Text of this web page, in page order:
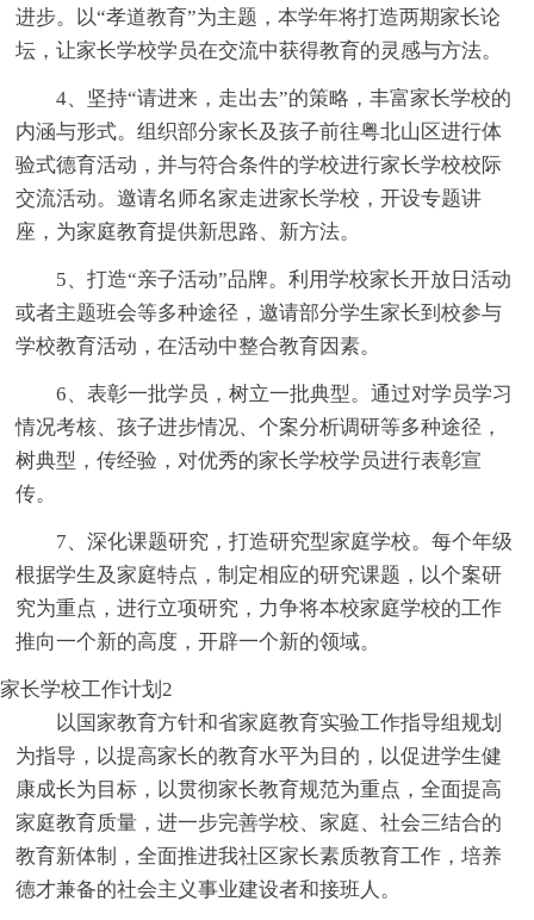
进步。以“孝道教育”为主题，本学年将打造两期家长论
坛，让家长学校学员在交流中获得教育的灵感与方法。
4、坚持“请进来，走出去”的策略，丰富家长学校的
内涵与形式。组织部分家长及孩子前往粤北山区进行体
验式德育活动，并与符合条件的学校进行家长学校校际
交流活动。邀请名师名家走进家长学校，开设专题讲
座，为家庭教育提供新思路、新方法。
5、打造“亲子活动”品牌。利用学校家长开放日活动
或者主题班会等多种途径，邀请部分学生家长到校参与
学校教育活动，在活动中整合教育因素。
6、表彰一批学员，树立一批典型。通过对学员学习
情况考核、孩子进步情况、个案分析调研等多种途径，
树典型，传经验，对优秀的家长学校学员进行表彰宣
传。
7、深化课题研究，打造研究型家庭学校。每个年级
根据学生及家庭特点，制定相应的研究课题，以个案研
究为重点，进行立项研究，力争将本校家庭学校的工作
推向一个新的高度，开辟一个新的领域。
家长学校工作计划2
以国家教育方针和省家庭教育实验工作指导组规划
为指导，以提高家长的教育水平为目的，以促进学生健
康成长为目标，以贯彻家长教育规范为重点，全面提高
家庭教育质量，进一步完善学校、家庭、社会三结合的
教育新体制，全面推进我社区家长素质教育工作，培养
德才兼备的社会主义事业建设者和接班人。